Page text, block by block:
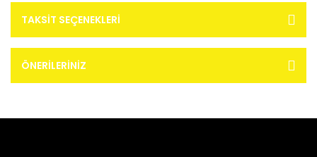
TAKSIT SEÇENEKLERI
ÖNERILERINIZ